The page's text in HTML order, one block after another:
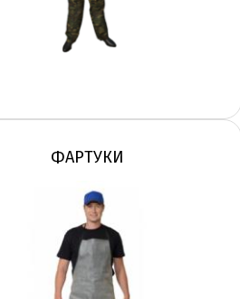
ФАРТУКИ